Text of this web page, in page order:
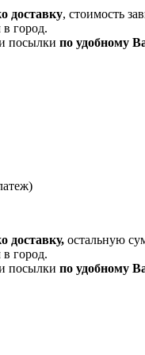
доставку, стоимость
город.
посылки по удобному
доставку, остальную
город.
посылки по удобному